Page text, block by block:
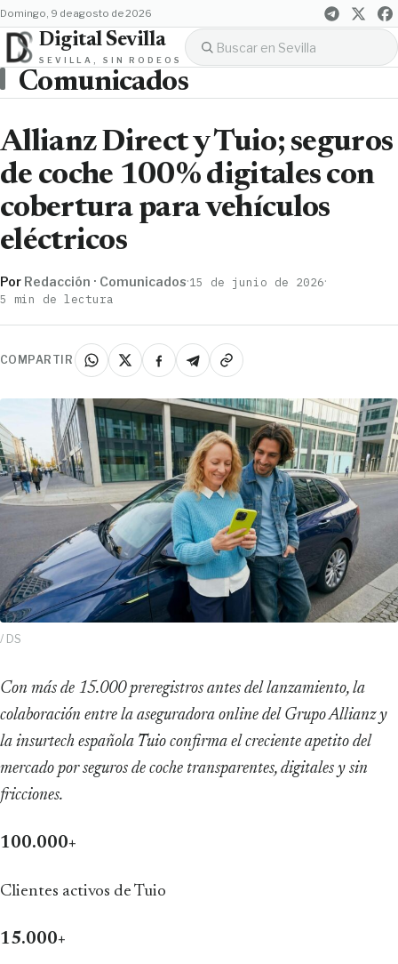
domingo, 9 de agosto de 2026
Digital Sevilla
SEVILLA, SIN RODEOS
Comunicados
Allianz Direct y Tuio; seguros
de coche 100% digitales con
cobertura para vehículos
eléctricos
Por Redacción · Comunicados·15 de junio de 2026·
5 min de lectura
COMPARTIR
/ DS
Con más de 15.000 preregistros antes del lanzamiento, la
colaboración entre la aseguradora online del Grupo Allianz y
la insurtech española Tuio confirma el creciente apetito del
mercado por seguros de coche transparentes, digitales y sin
fricciones.
100.000+
Clientes activos de Tuio
15.000+